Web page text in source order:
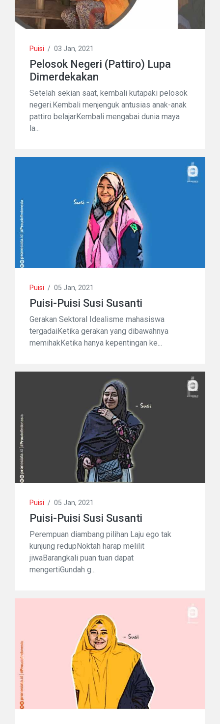
Puisi / 03 Jan, 2021
Pelosok Negeri (Pattiro) Lupa
Dimerdekakan
Setelah sekian saat, kembali kutapaki pelosok
negeri.Kembali menjenguk antusias anak-anak
pattiro belajarKembali mengabai dunia maya
la...
Puisi / 05 Jan, 2021
Puisi-Puisi Susi Susanti
Gerakan Sektoral Idealisme mahasiswa
tergadaiKetika gerakan yang dibawahnya
memihakKetika hanya kepentingan ke...
Puisi / 05 Jan, 2021
Puisi-Puisi Susi Susanti
Perempuan diambang pilihan Laju ego tak
kunjung redupNoktah harap melilit
jiwaBarangkali puan tuan dapat
mengertiGundah g...